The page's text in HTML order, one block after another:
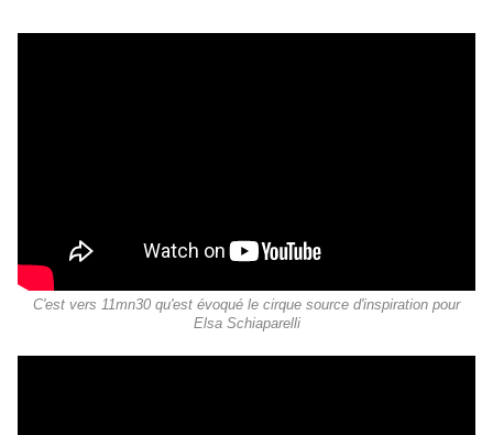
C'est vers 11mn30 qu'est évoqué le cirque source d'inspiration pour
Elsa Schiaparelli